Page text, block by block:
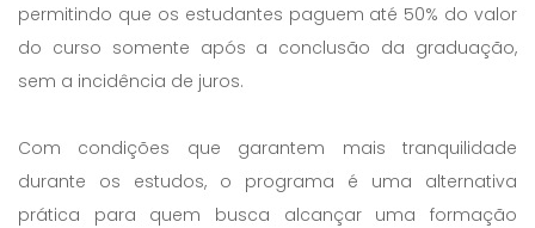
permitindo que os estudantes paguem até 50% do valor
do curso somente após a conclusão da graduação,
sem a incidência de juros.
Com condições que garantem mais tranquilidade
durante os estudos, o programa é uma alternativa
prática para quem busca alcançar uma formação